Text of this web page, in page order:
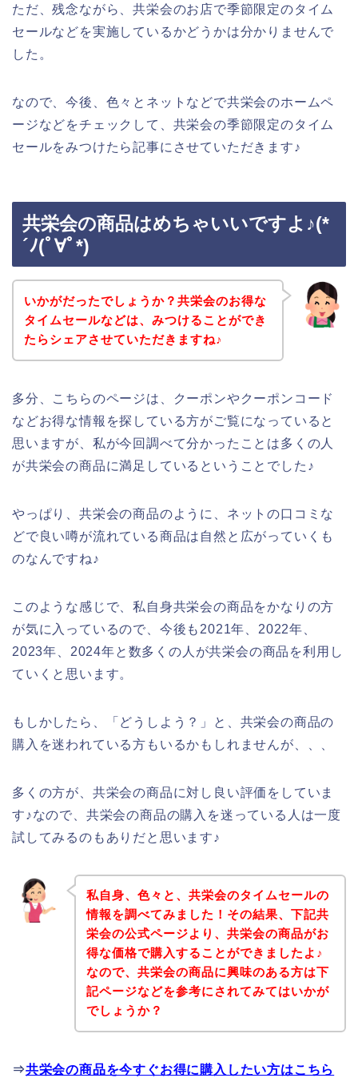
ただ、残念ながら、共栄会のお店で季節限定のタイム
セールなどを実施しているかどうかは分かりませんで
した。
なので、今後、色々とネットなどで共栄会のホームペ
ージなどをチェックして、共栄会の季節限定のタイム
セールをみつけたら記事にさせていただきます♪
共栄会の商品はめちゃいいですよ♪(*
´ﾉ(ﾟ∀ﾟ*)
いかがだったでしょうか？共栄会のお得な
タイムセールなどは、みつけることができ
たらシェアさせていただきますね♪
多分、こちらのページは、クーポンやクーポンコード
などお得な情報を探している方がご覧になっていると
思いますが、私が今回調べて分かったことは多くの人
が共栄会の商品に満足しているということでした♪
やっぱり、共栄会の商品のように、ネットの口コミな
どで良い噂が流れている商品は自然と広がっていくも
のなんですね♪
このような感じで、私自身共栄会の商品をかなりの方
が気に入っているので、今後も2021年、2022年、
2023年、2024年と数多くの人が共栄会の商品を利用し
ていくと思います。
もしかしたら、「どうしよう？」と、共栄会の商品の
購入を迷われている方もいるかもしれませんが、、、
多くの方が、共栄会の商品に対し良い評価をしていま
す♪なので、共栄会の商品の購入を迷っている人は一度
試してみるのもありだと思います♪
私自身、色々と、共栄会のタイムセールの
情報を調べてみました！その結果、下記共
栄会の公式ページより、共栄会の商品がお
得な価格で購入することができましたよ♪
なので、共栄会の商品に興味のある方は下
記ページなどを参考にされてみてはいかが
でしょうか？
⇒共栄会の商品を今すぐお得に購入したい方はこちら